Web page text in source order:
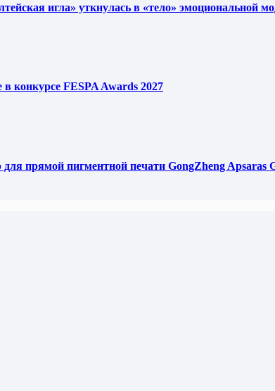
игла» уткнулась в «тело» эмоциональной
конкурсе FESPA Awards 2027
прямой пигментной печати GongZheng Apsaras